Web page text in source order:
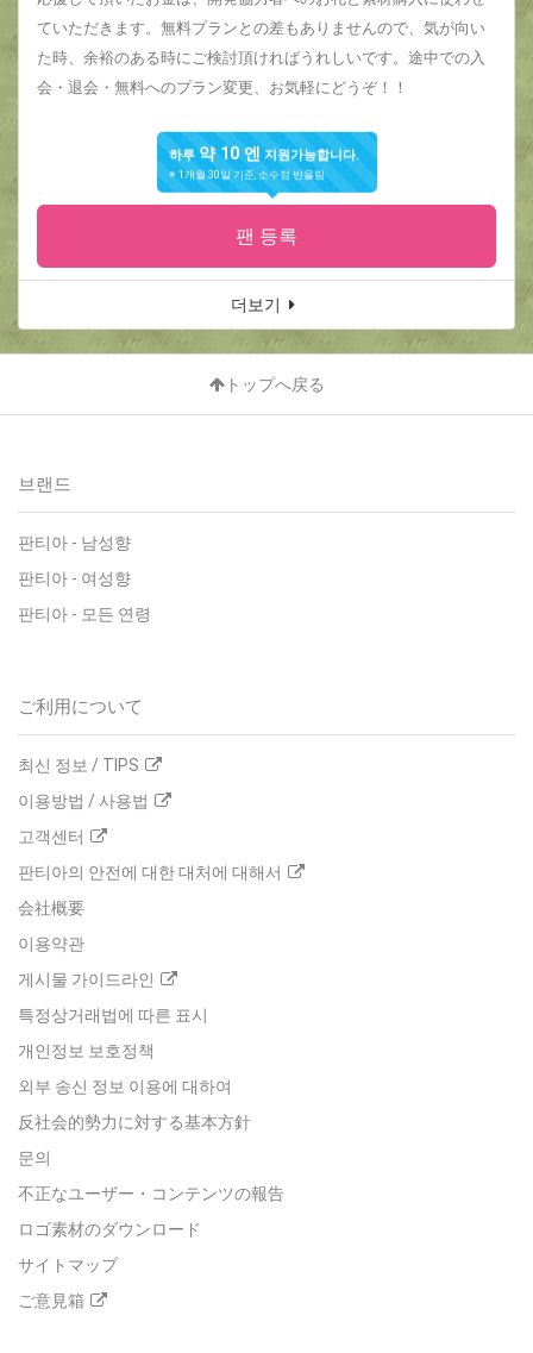
ていただきます。無料プランとの差もありませんので、気が向い
た時、余裕のある時にご検討頂ければうれしいです。途中での入
会・退会・無料へのプラン変更、お気軽にどうぞ！！
하루약 10 엔지원가능합니다.
※ 1개월 30일 기준, 소수점 반올림
팬 등록
더보기
トップへ戻る
브랜드
판티아 - 남성향
판티아 - 여성향
판티아 - 모든 연령
ご利用について
최신 정보 / TIPS
이용방법 / 사용법
고객센터
판티아의 안전에 대한 대처에 대해서
会社概要
이용약관
게시물 가이드라인
특정상거래법에 따른 표시
개인정보 보호정책
외부 송신 정보 이용에 대하여
反社会的勢力に対する基本方針
문의
不正なユーザー・コンテンツの報告
ロゴ素材のダウンロード
サイトマップ
ご意見箱